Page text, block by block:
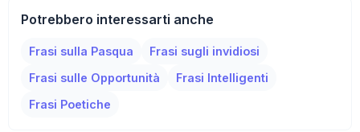
Potrebbero interessarti anche
Frasi sulla Pasqua
Frasi sugli invidiosi
Frasi sulle Opportunità
Frasi Intelligenti
Frasi Poetiche